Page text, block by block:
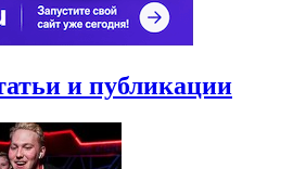
и публикации